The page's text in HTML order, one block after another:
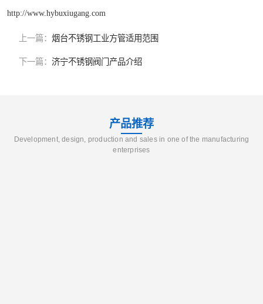
http://www.hybuxiugang.com
上一篇： 烟台不锈钢工业方管适用范围
下一篇： 济宁不锈钢阀门产品介绍
产品推荐
Development, design, production and sales in one of the manufacturing
enterprises